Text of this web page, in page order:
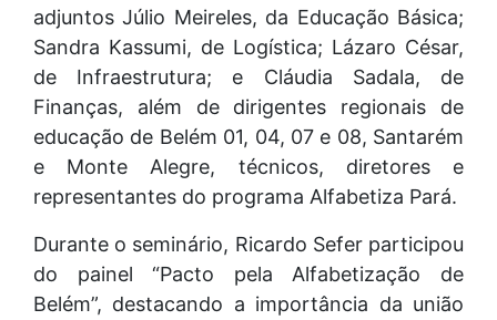
adjuntos Júlio Meireles, da Educação Básica;
Sandra Kassumi, de Logística; Lázaro César,
de Infraestrutura; e Cláudia Sadala, de
Finanças, além de dirigentes regionais de
educação de Belém 01, 04, 07 e 08, Santarém
e Monte Alegre, técnicos, diretores e
representantes do programa Alfabetiza Pará.
Durante o seminário, Ricardo Sefer participou
do painel “Pacto pela Alfabetização de
Belém”, destacando a importância da união